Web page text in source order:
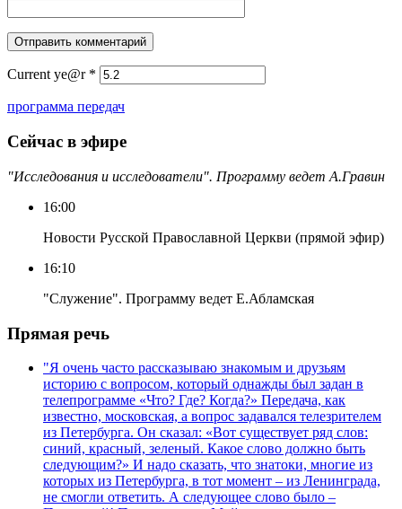
Current ye@r *
программа передач
Сейчас в эфире
"Исследования и исследователи". Программу ведет А.Гравин
16:00
Новости Русской Православной Церкви (прямой эфир)
16:10
"Служение". Программу ведет Е.Абламская
Прямая речь
"Я очень часто рассказываю знакомым и друзьям
историю с вопросом, который однажды был задан в
телепрограмме «Что? Где? Когда?» Передача, как
известно, московская, а вопрос задавался телезрителем
из Петербурга. Он сказал: «Вот существует ряд слов:
синий, красный, зеленый. Какое слово должно быть
следующим?» И надо сказать, что знатоки, многие из
которых из Петербурга, в тот момент – из Ленинграда,
не смогли ответить. А следующее слово было –